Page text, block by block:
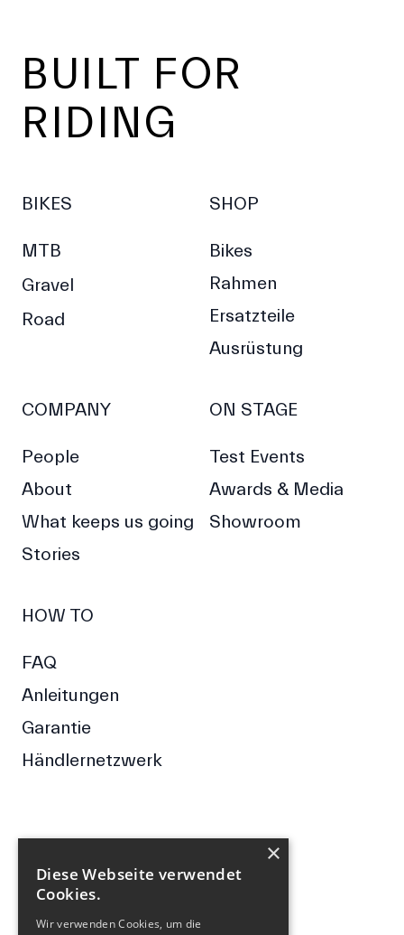
BUILT FOR
RIDING
BIKES
MTB
Gravel
Road
SHOP
Bikes
Rahmen
Ersatzteile
Ausrüstung
COMPANY
People
About
What keeps us going
Stories
ON STAGE
Test Events
Awards & Media
Showroom
HOW TO
FAQ
Anleitungen
Garantie
Händlernetzwerk
FOLGE UNS
FacebookInstagram
×
Diese Webseite verwendet
Cookies.
Wir verwenden Cookies, um die